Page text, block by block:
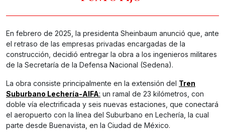
En febrero de 2025, la presidenta Sheinbaum anunció que, ante
el retraso de las empresas privadas encargadas de la
construcción, decidió entregar la obra a los ingenieros militares
de la Secretaría de la Defensa Nacional (Sedena).
La obra consiste principalmente en la extensión del Tren
Suburbano Lechería-AIFA: un ramal de 23 kilómetros, con
doble vía electrificada y seis nuevas estaciones, que conectará
el aeropuerto con la línea del Suburbano en Lechería, la cual
parte desde Buenavista, en la Ciudad de México.